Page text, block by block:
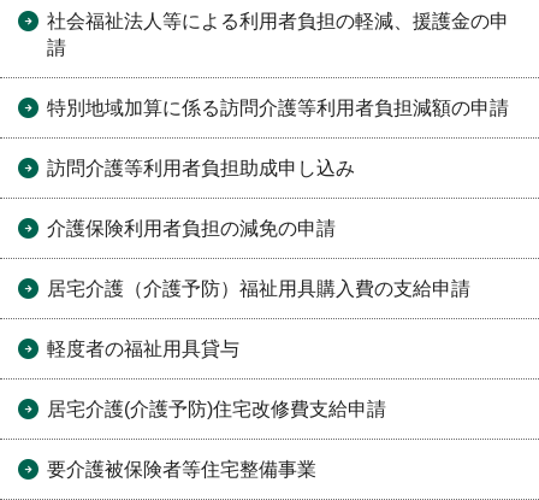
社会福祉法人等による利用者負担の軽減、援護金の申
請
特別地域加算に係る訪問介護等利用者負担減額の申請
訪問介護等利用者負担助成申し込み
介護保険利用者負担の減免の申請
居宅介護（介護予防）福祉用具購入費の支給申請
軽度者の福祉用具貸与
居宅介護(介護予防)住宅改修費支給申請
要介護被保険者等住宅整備事業